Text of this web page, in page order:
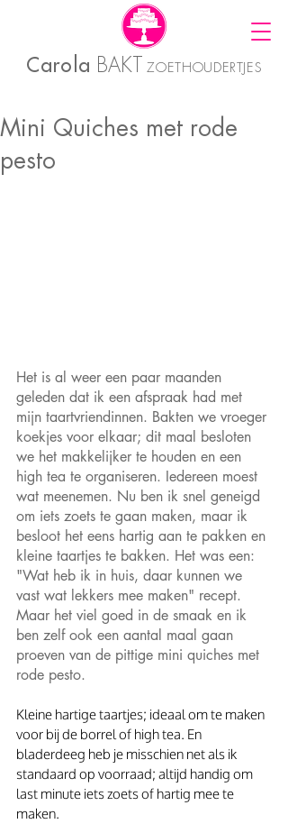
Carola BAKT ZOETHOUDERTJES
Mini Quiches met rode
pesto
Het is al weer een paar maanden
geleden dat ik een afspraak had met
mijn taartvriendinnen. Bakten we vroeger
koekjes voor elkaar; dit maal besloten
we het makkelijker te houden en een
high tea te organiseren. Iedereen moest
wat meenemen. Nu ben ik snel geneigd
om iets zoets te gaan maken, maar ik
besloot het eens hartig aan te pakken en
kleine taartjes te bakken. Het was een:
"Wat heb ik in huis, daar kunnen we
vast wat lekkers mee maken" recept.
Maar het viel goed in de smaak en ik
ben zelf ook een aantal maal gaan
proeven van de pittige mini quiches met
rode pesto.
Kleine hartige taartjes; ideaal om te maken
voor bij de borrel of high tea. En
bladerdeeg heb je misschien net als ik
standaard op voorraad; altijd handig om
last minute iets zoets of hartig mee te
maken.